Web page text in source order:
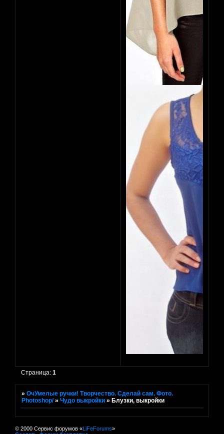
Страница:1
»ОчУмелые ручки! Творчество. Сделай сам. Фото.
Photoshop/ »Чудо выкройки »Блузки, выкройки
© 2000 Сервис форумов «LiFeForums»